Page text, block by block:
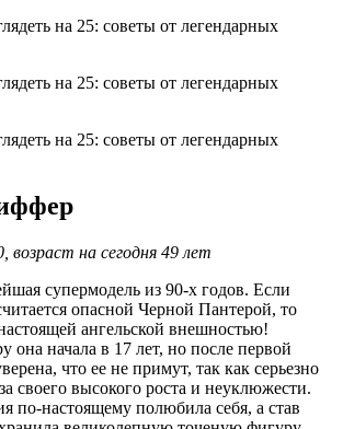
возраст на сегодня 49 лет
супермодель из 90-х годов. Если
опасной Черной Пантерой, то
ангельской внешностью!
она начала в 17 лет, но после первой
что ее не примут, так как серьезно
своего высокого роста и неуклюжести.
по-настоящему полюбила себя, а став